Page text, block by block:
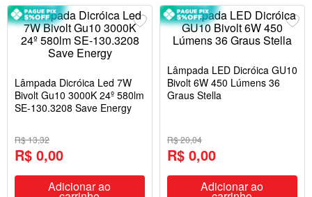
Lâmpada Dicróica Led 7W
Bivolt Gu10 3000K 24º 580lm
SE-130.3208 Save Energy
R$ 13,32
R$ 0,00
Adicionar ao
Lâmpada LED Dicróica GU10
Bivolt 6W 450 Lúmens 36
Graus Stella
R$ 20,04
R$ 0,00
Adicionar ao